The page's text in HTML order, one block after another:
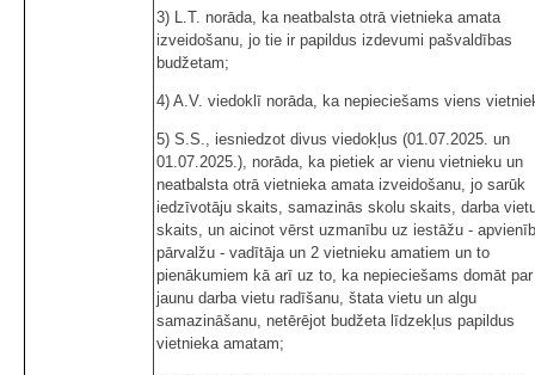
3) L.T. norāda, ka neatbalsta otrā vietnieka amata
izveidošanu, jo tie ir papildus izdevumi pašvaldības
budžetam;
4) A.V. viedoklī norāda, ka nepieciešams viens
5) S.S., iesniedzot divus viedokļus (01.07.2025. un
01.07.2025.), norāda, ka pietiek ar vienu vietnieku un
neatbalsta otrā vietnieka amata izveidošanu, jo sarūk
iedzīvotāju skaits, samazinās skolu skaits, darba
skaits, un aicinot vērst uzmanību uz iestāžu -
pārvalžu - vadītāja un 2 vietnieku amatiem un to
pienākumiem kā arī uz to, ka nepieciešams domāt par
jaunu darba vietu radīšanu, štata vietu un algu
samazināšanu, netērējot budžeta līdzekļus papildus
vietnieka amatam;